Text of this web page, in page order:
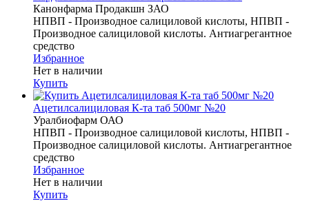
Канонфарма Продакшн ЗАО
НПВП - Производное салициловой кислоты, НПВП -
Производное салициловой кислоты. Антиагрегантное
средство
Избранное
Нет в наличии
Купить
Ацетилсалициловая К-та таб 500мг №20
Уралбиофарм ОАО
НПВП - Производное салициловой кислоты, НПВП -
Производное салициловой кислоты. Антиагрегантное
средство
Избранное
Нет в наличии
Купить